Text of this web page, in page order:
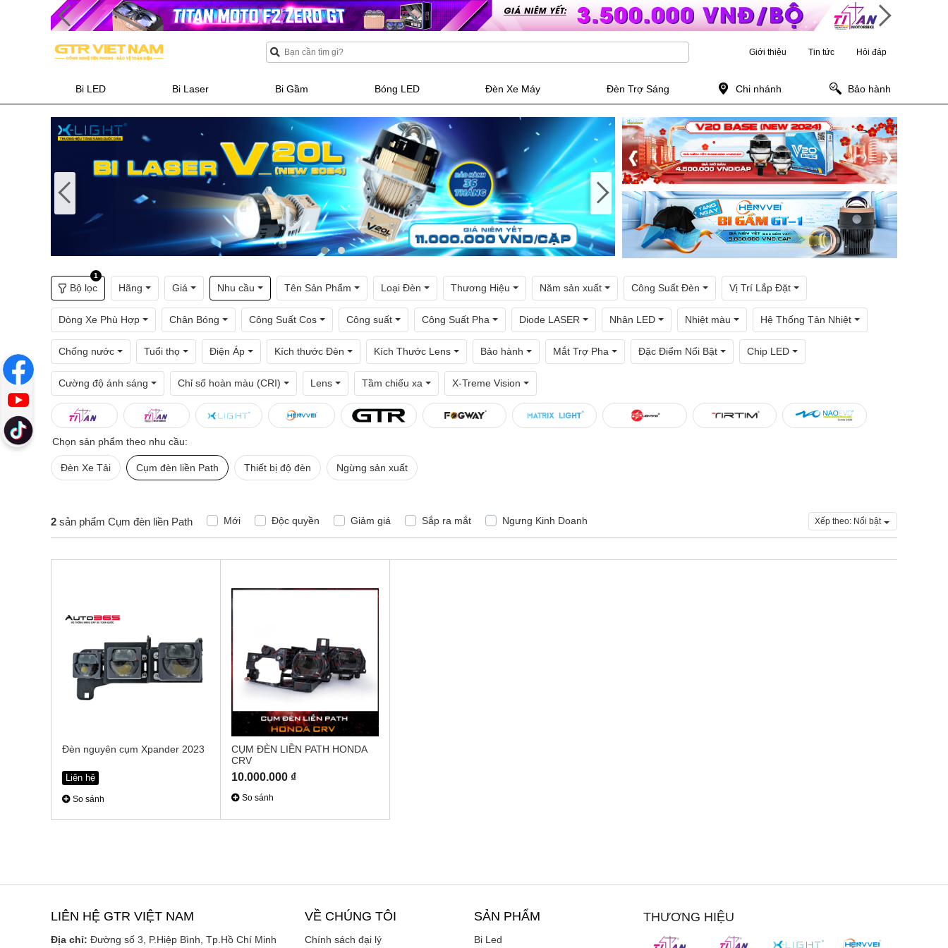
Giới thiệu Tin tức Hỏi đáp
Bi LED Bi Laser Bi Gầm Bóng LED Đèn Xe Máy Đèn Trợ Sáng Chi nhánh Bảo hành
Bộ lọc
1
Hãng Giá Nhu cầu Tên Sản Phẩm Loại Đèn Thương Hiệu Năm sản xuất Công Suất Đèn Vị Trí Lắp Đặt
Dòng Xe Phù Hợp Chân Bóng Công Suất Cos Công suất Công Suất Pha Diode LASER Nhân LED Nhiệt màu Hệ Thống Tản Nhiệt
Chống nước Tuổi thọ Điện Áp Kích thước Đèn Kích Thước Lens Bảo hành Mắt Trợ Pha Đặc Điểm Nổi Bật Chip LED
Cường độ ánh sáng Chỉ số hoàn màu (CRI) Lens Tầm chiếu xa X-Treme Vision
Chọn sản phẩm theo nhu cầu:
Đèn Xe Tải Cụm đèn liền Path Thiết bị độ đèn Ngừng sản xuất
2 sản phẩm Cụm đèn liền Path Mới Độc quyền Giảm giá Sắp ra mắt Ngưng Kinh Doanh Xếp theo: Nổi bật
Đèn nguyên cụm Xpander 2023
Liên hệ
So sánh
CỤM ĐÈN LIỀN PATH HONDA
CRV
10.000.000 ₫
So sánh
LIÊN HỆ GTR VIỆT NAM
Địa chỉ: Đường số 3, P.Hiệp Bình, Tp.Hồ Chí Minh
VỀ CHÚNG TÔI
Chính sách đại lý
SẢN PHẨM
Bi Led
THƯƠNG HIỆU